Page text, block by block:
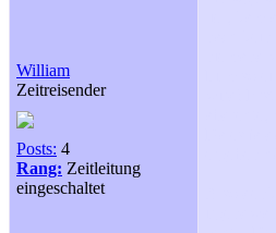
William
Zeitreisender
Posts: 4
Rang: Zeitleitung
eingeschaltet